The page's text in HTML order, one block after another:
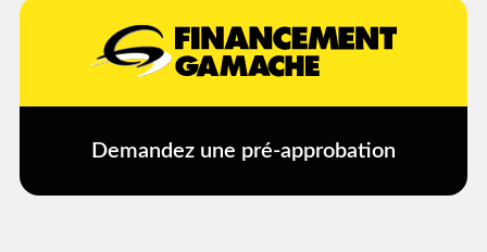
Demandez une pré-approbation